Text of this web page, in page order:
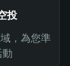
投
，為您準